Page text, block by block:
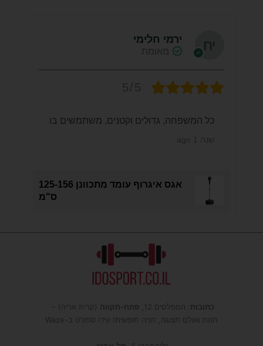
ירמי חלימי
מאומת
כל המשפחה, גדולים וקטנים, משתמשים בו
אגס איגרוף עומד מתכוונן 125-156
ס"מ
כתובות : המפלסים 12, פתח-תקווה (קרית אריה) –
חנות ואולם תצוגה, חניה חופשית! עידו ספורט ב-Waze